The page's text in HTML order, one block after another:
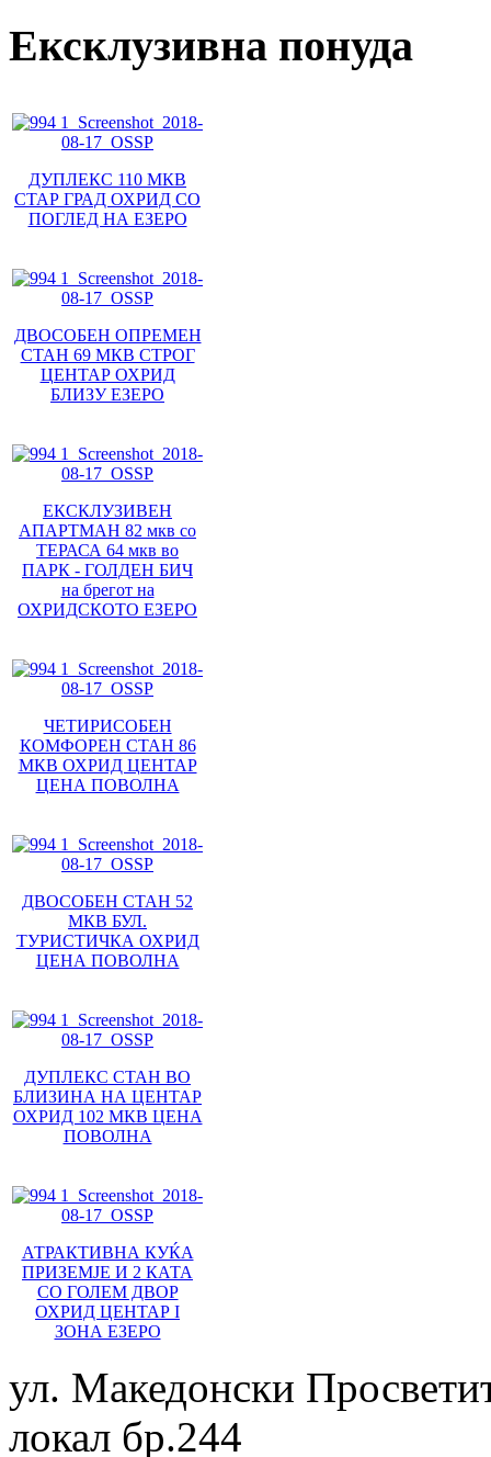
Ексклузивна понуда
ДУПЛЕКС 110 МКВ
СТАР ГРАД ОХРИД СО
ПОГЛЕД НА ЕЗЕРО
ДВОСОБЕН ОПРЕМЕН
СТАН 69 МКВ СТРОГ
ЦЕНТАР ОХРИД
БЛИЗУ ЕЗЕРО
ЕКСКЛУЗИВЕН
АПАРТМАН 82 мкв со
ТЕРАСА 64 мкв во
ПАРК - ГОЛДЕН БИЧ
на брегот на
ОХРИДСКОТО ЕЗЕРО
ЧЕТИРИСОБЕН
КОМФОРЕН СТАН 86
МКВ ОХРИД ЦЕНТАР
ЦЕНА ПОВОЛНА
ДВОСОБЕН СТАН 52
МКВ БУЛ.
ТУРИСТИЧКА ОХРИД
ЦЕНА ПОВОЛНА
ДУПЛЕКС СТАН ВО
БЛИЗИНА НА ЦЕНТАР
ОХРИД 102 МКВ ЦЕНА
ПОВОЛНА
АТРАКТИВНА КУЌА
ПРИЗЕМЈЕ И 2 КАТА
СО ГОЛЕМ ДВОР
ОХРИД ЦЕНТАР I
ЗОНА ЕЗЕРО
ул. Македонски
локал бр.244